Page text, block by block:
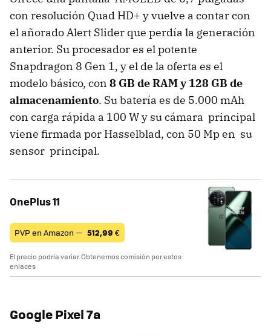
con resolución Quad HD+ y vuelve a contar con
el añorado Alert Slider que perdía la generación
anterior. Su procesador es el potente
Snapdragon 8 Gen 1, y el de la oferta es el
modelo básico, con 8 GB de RAM y 128 GB de
almacenamiento. Su batería es de 5.000 mAh
con carga rápida a 100 W y su cámara principal
viene firmada por Hasselblad, con 50 Mp en su
sensor principal.
OnePlus 11
PVP en Amazon — 512,99 €
El precio podría variar. Obtenemos comisión por estos
enlaces
Google Pixel 7a